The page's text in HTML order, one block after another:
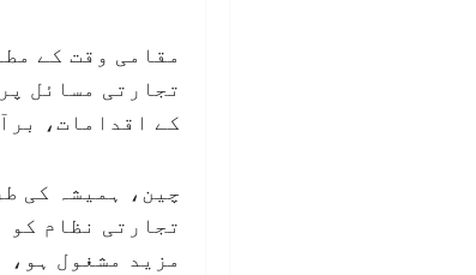
تجارتی مسائل
کے اقدامات،
چین، ہمیشہ کی
تجارتی نظام
مزید مشغول